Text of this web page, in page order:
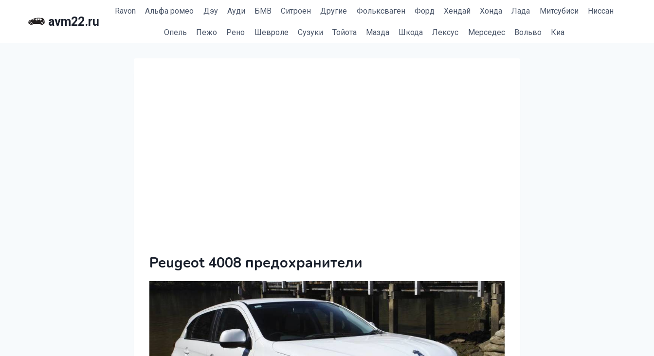
avm22.ru
Ravon Альфа ромео Дэу Ауди БМВ Cитроен Другие Фольксваген Форд Хендай Хонда Лада Митсубиси Ниссан
Опель Пежо Рено Шевроле Сузуки Тойота Мазда Шкода Лексус Мерседес Вольво Киа
Peugeot 4008 предохранители